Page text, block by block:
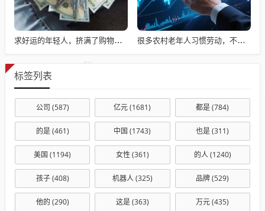
求好运的年轻人，挤满了购物中心的财神殿 很多农村老年人习惯劳动，不劳动就会闲出病来
标签列表
公司 (587) 亿元(1681) 都是(784)
的是(461) 中国 (1743) 也是(311)
美国 (1194) 女性 (361) 的人(1240)
孩子(408) 机器人(325) 品牌(529)
他的 (290) 这是(363) 万元(435)